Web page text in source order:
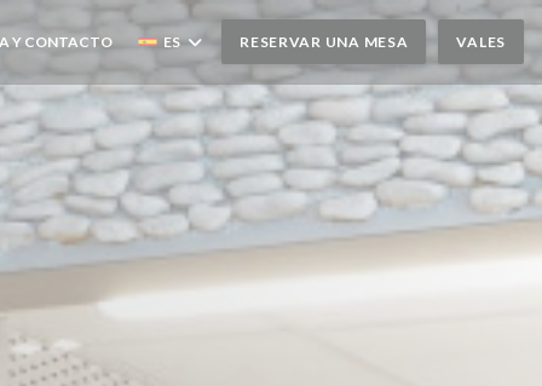
EN UNA NUEVA VENTANA))
Y CONTACTO ES RESERVAR UNA MESA VALES